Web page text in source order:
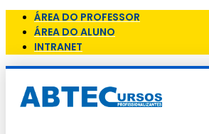
ÁREA DO PROFESSOR
ÁREA DO ALUNO
INTRANET